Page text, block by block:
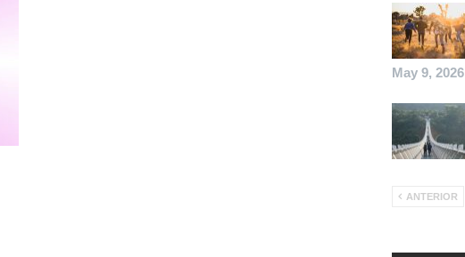
May 9, 2026
ANTERIOR